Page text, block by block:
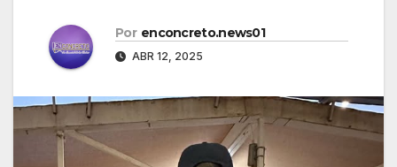
Por enconcreto.news01
ABR 12, 2025